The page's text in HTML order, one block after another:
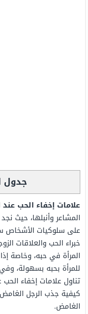
جدول
علامات إخفاء الحب
المشاعر وأنبلها، حيث
على سلوكيات الأشخاص
خبراء الحب والعلاقات
المرأة في حبه، وخاصة
للمرأة بحبه بسهولة،
تناول علامات إخفاء
كيفية جذب الرجل
الغامض.